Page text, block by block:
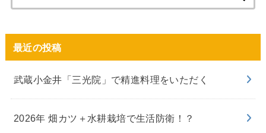
索:
最近の投稿
武蔵小金井「三光院」で精進料理をいただく
2026年 畑カツ＋水耕栽培で生活防衛！？